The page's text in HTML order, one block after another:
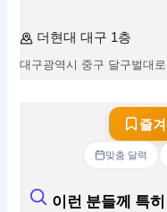
더현대 대구 1층
대구광역시 중구 달구벌대
즐
맞춤 달력
이런 분들께 특